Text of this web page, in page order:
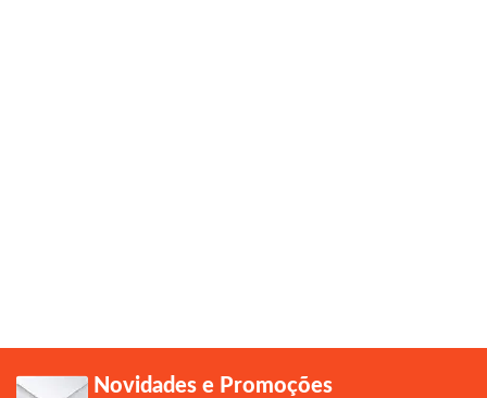
Novidades e Promoções